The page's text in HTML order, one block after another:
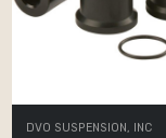
DVO SUSPENSION, INC